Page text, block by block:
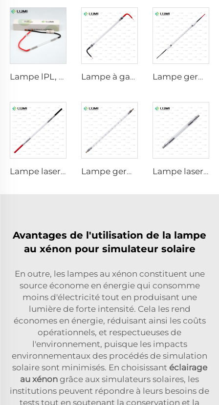
Lampe lPL, modèle 7-60-125 Fil Lampe à gaz simulateur de lumière solaire D3801 – 10×160×210 mm Lampe germicide à impulsion forte L3031 – 8×130×165 mm (fil)
Lampe laser au xénon L2051 – 5×70×130 mm Lampe germicide à impulsion forte L5590 – 9×250×300 mm Lampe laser au xénon L1530-8×45×100 mm
Avantages de l'utilisation de la lampe
au xénon pour simulateur solaire
En outre, les lampes au xénon constituent une
source économe en énergie qui consomme
moins d'électricité tout en produisant une
lumière de forte intensité. Cela les rend
économes en énergie, réduisant ainsi les coûts
opérationnels, et respectueuses de
l'environnement, puisque les impacts
environnementaux des procédés de simulation
solaire sont minimisés. En choisissant éclairage
au xénon grâce aux simulateurs solaires, les
institutions peuvent répondre à leurs besoins de
tests tout en soutenant la conservation et la